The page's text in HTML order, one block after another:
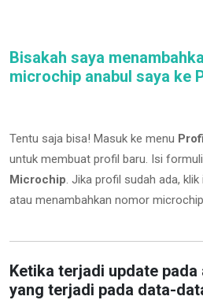
Bisakah saya
microchip anabul saya ke
Tentu saja bisa! Masuk ke menu
untuk membuat profil baru. Isi
Microchip. Jika profil sudah ada,
atau menambahkan nomor
Ketika terjadi update pada
yang terjadi pada data-